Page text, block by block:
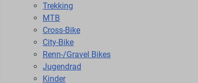
Trekking
MTB
Cross-Bike
City-Bike
Renn-/Gravel Bikes
Jugendrad
Kinder